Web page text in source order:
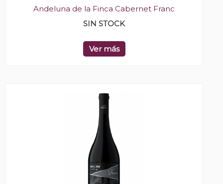
Andeluna de la Finca Cabernet Franc
SIN STOCK
Ver más